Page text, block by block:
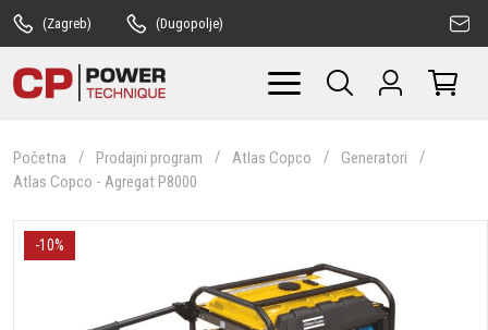
(Zagreb) (Dugopolje)
Početna Prodajni program Atlas Copco
Generatori
Atlas Copco - Agregat P8000
-10%